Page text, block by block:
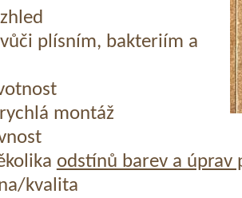
plísním, bakteriím a
montáž
odstínů barev a úprav
kvalita